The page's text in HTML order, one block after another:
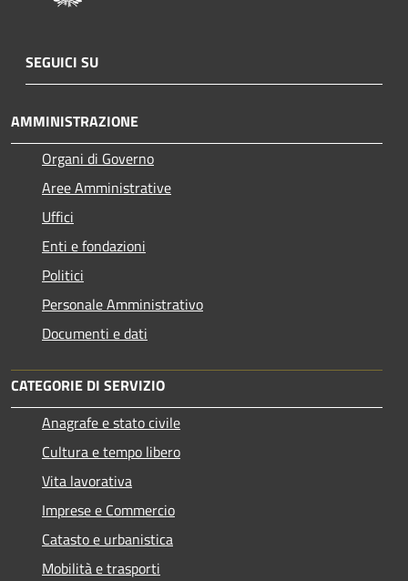
SEGUICI SU
AMMINISTRAZIONE
Organi di Governo
Aree Amministrative
Uffici
Enti e fondazioni
Politici
Personale Amministrativo
Documenti e dati
CATEGORIE DI SERVIZIO
Anagrafe e stato civile
Cultura e tempo libero
Vita lavorativa
Imprese e Commercio
Catasto e urbanistica
Mobilità e trasporti